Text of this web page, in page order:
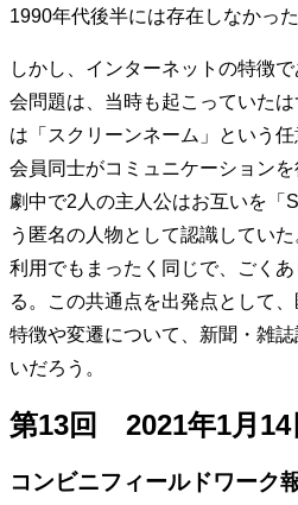
1990年代後半には存在しなかっ
しかし、インターネットの特徴
会問題は、当時も起こっていた
は「スクリーンネーム」という
会員同士がコミュニケーションを
劇中で2人の主人公はお互いを「
う匿名の人物として認識してい
利用でもまったく同じで、ごく
る。この共通点を出発点として
特徴や変遷について、新聞・雑
いだろう。
第13回 2021年1月14
コンビニフィールドワーク